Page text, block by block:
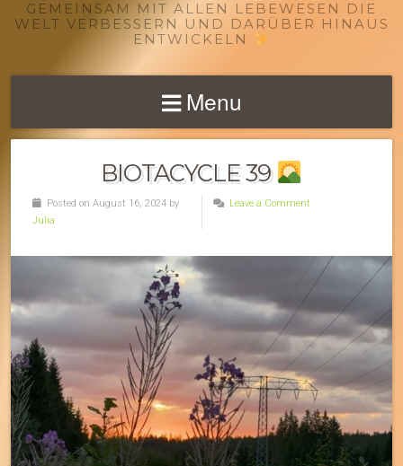
GEMEINSAM MIT ALLEN LEBEWESEN DIE
WELT VERBESSERN UND DARÜBER HINAUS
ENTWICKELN
Menu
BIOTACYCLE 39
Posted on August 16, 2024 by
Julia
Leave a Comment